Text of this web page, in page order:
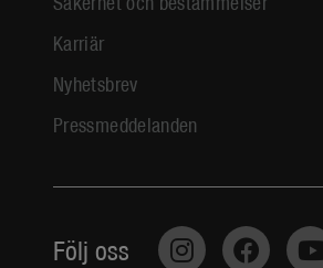
Karriär
Nyhetsbrev
Pressmeddelanden
Följ oss